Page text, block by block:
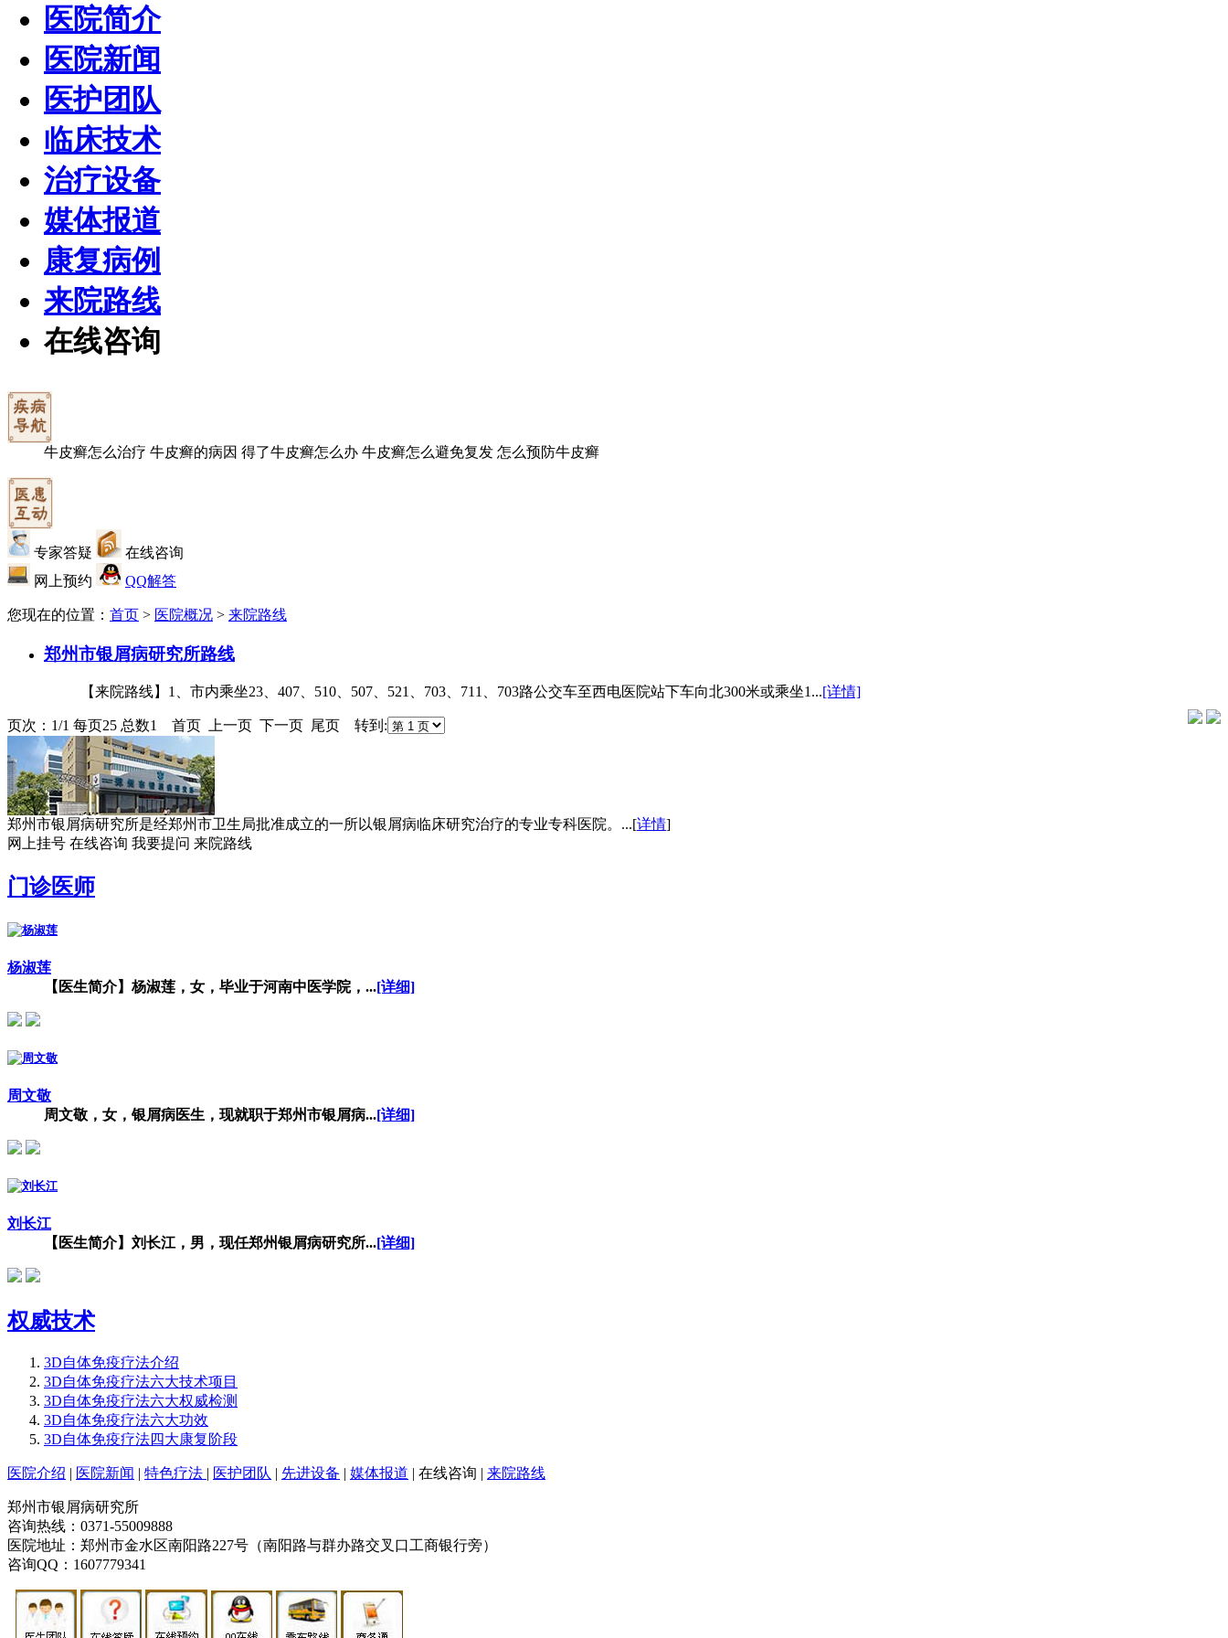
医院简介
医院新闻
医护团队
临床技术
治疗设备
媒体报道
康复病例
来院路线
在线咨询
牛皮癣怎么治疗 牛皮癣的病因 得了牛皮癣怎么办 牛皮癣怎么避免复发 怎么预防牛皮癣
专家答疑
在线咨询
网上预约
QQ解答
您现在的位置： 首页 > 医院概况 > 来院路线
郑州市银屑病研究所路线
【来院路线】1、市内乘坐23、407、510、507、521、703、711、703路公交车至西电医院站下车向北300米或乘坐1...[详情]
页次：1/1 每页25 总数1 首页 上一页 下一页 尾页 转到:
郑州市银屑病研究所是经郑州市卫生局批准成立的一所以银屑病临床研究治疗的专业专科医院。...[详情]
网上挂号 在线咨询 我要提问 来院路线
门诊医师
杨淑莲
【医生简介】杨淑莲，女，毕业于河南中医学院，...[详细]
周文敬
周文敬，女，银屑病医生，现就职于郑州市银屑病...[详细]
刘长江
【医生简介】刘长江，男，现任郑州银屑病研究所...[详细]
权威技术
3D自体免疫疗法介绍
3D自体免疫疗法六大技术项目
3D自体免疫疗法六大权威检测
3D自体免疫疗法六大功效
3D自体免疫疗法四大康复阶段
医院介绍 | 医院新闻 | 特色疗法 | 医护团队 | 先进设备 | 媒体报道 | 在线咨询 | 来院路线
郑州市银屑病研究所
咨询热线：0371-55009888
医院地址：郑州市金水区南阳路227号（南阳路与群办路交叉口工商银行旁）
咨询QQ：1607779341